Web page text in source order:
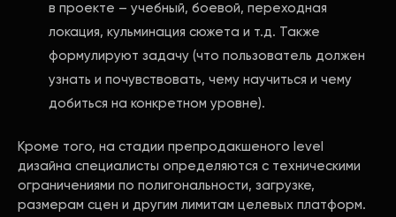
в проекте – учебный, боевой, переходная
локация, кульминация сюжета и т.д. Также
формулируют задачу (что пользователь должен
узнать и почувствовать, чему научиться и чему
добиться на конкретном уровне).
Кроме того, на стадии препродакшеного level
дизайна специалисты определяются с техническими
ограничениями по полигональности, загрузке,
размерам сцен и другим лимитам целевых платформ.